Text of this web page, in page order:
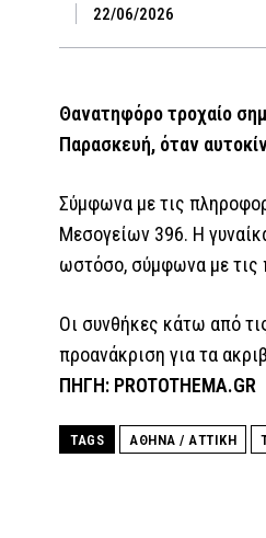
22/06/2026
Θανατηφόρο τροχαίο
Παρασκευή, όταν
Σύμφωνα με τις
Μεσογείων 396. Η
ωστόσο, σύμφωνα με τις
Οι συνθήκες κάτω από
προανάκριση για τα
ΠΗΓΗ: PROTOTHEMA.GR
TAGS ΑΘΗΝΑ / ΑΤΤΙΚΗ